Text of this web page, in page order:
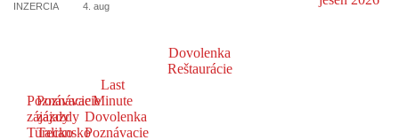
INZERCIA 4. aug
Dovolenka
Reštaurácie
Poznávacie
zájazdy
Turecko
Poznávacie
zájazdy
Taliansko
Last
Minute
Dovolenka
Poznávacie